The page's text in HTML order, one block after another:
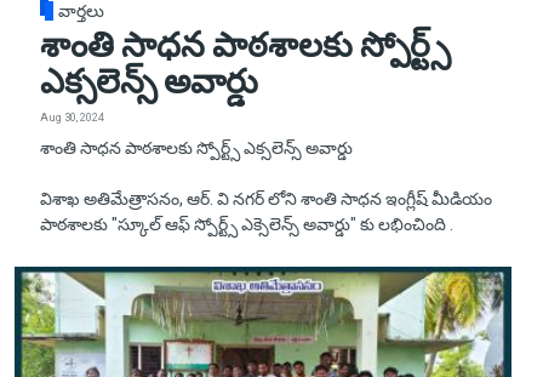
వార్తలు
శాంతి సాధన పాఠశాలకు స్పోర్ట్స్
ఎక్సలెన్స్ అవార్డు
Aug 30, 2024
శాంతి సాధన పాఠశాలకు స్పోర్ట్స్ ఎక్సలెన్స్ అవార్డు
విశాఖ అతిమేత్రాసనం, ఆర్. వి నగర్ లోని శాంతి సాధన ఇంగ్లీష్ మీడియం
పాఠశాలకు "స్కూల్ ఆఫ్ స్పోర్ట్స్ ఎక్సెలెన్స్ అవార్డు" కు లభించింది .